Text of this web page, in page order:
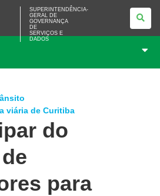
SUPERINTENDÊNCIA-
GERAL DE
GOVERNANÇA
DE
SERVIÇOS E
DADOS
viária de Curitiba
do
para